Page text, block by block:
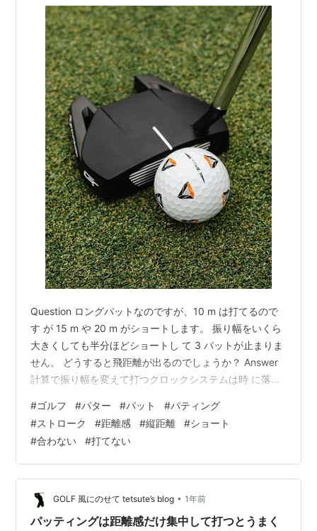
Question ロングパットなのですが、10 m は打てるので
す が 15 m や 20 m がショートします。 振り幅をいくら
大きくしても半分ほどショートし て 3 パットが止まりま
せん。 どうすると飛距離が出るのでしょうか？ Answer
計算で振り幅を変えて打つクロックシステムは時 に落と
のだから当 然飛距離が出ると思って打つのですが、実は
速度 が遅くなっている事があるのです。 飛距離は結局ヘ
ッドスピードですので、幅は目安 になりますが、いくら
幅を広げてもゆっくりと振 れば飛距離は出ません。 した
がって、振り幅を広くしても所要時間は同…
#ゴルフ #パター #パット #パティング
#ストローク #距離感 #縦距離 #ショート
#合わない #打てない
GOLF 風にのせて tetsute’s blog • 1年前
パッティングは距離感だけ集中して打つとうまく